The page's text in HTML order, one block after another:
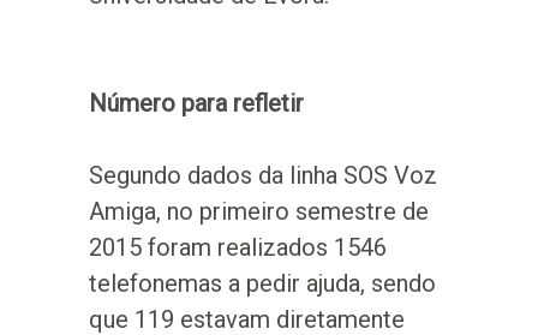
Número para refletir
Segundo dados da linha SOS Voz
Amiga, no primeiro semestre de
2015 foram realizados 1546
telefonemas a pedir ajuda, sendo
que 119 estavam diretamente